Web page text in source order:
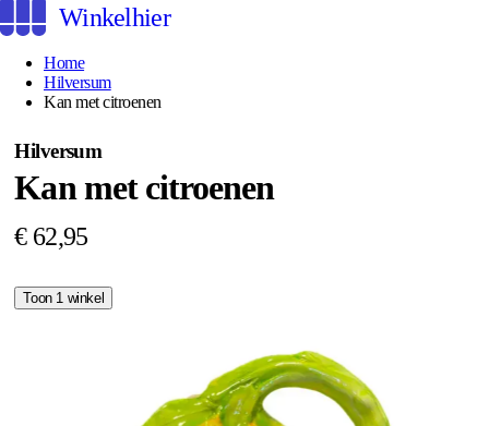
Winkelhier
Home
Hilversum
Kan met citroenen
Hilversum
Kan met citroenen
€ 62,95
Toon 1 winkel